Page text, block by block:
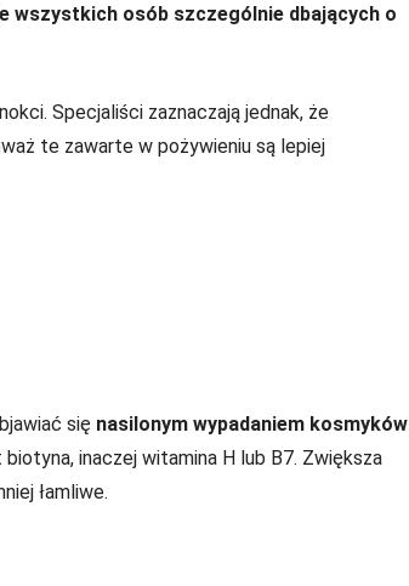
wszystkich osób szczególnie dbających o
Specjaliści zaznaczają jednak, że
te zawarte w pożywieniu są lepiej
się nasilonym wypadaniem kosmyków
inaczej witamina H lub B7. Zwiększa
łamliwe.